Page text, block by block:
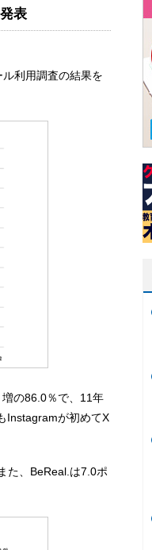
表
利用調査の結果を
の86.0％で、11年
Instagramが初めてX
た、BeReal.は7.0ポ